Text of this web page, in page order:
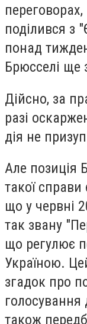
поділився з
понад
Брюсселі ще
Дійсно, за
разі
дія не
Але позиція
такої справи
що у червні
так звану
що регулює
Україною.
згадок про
голосування
також